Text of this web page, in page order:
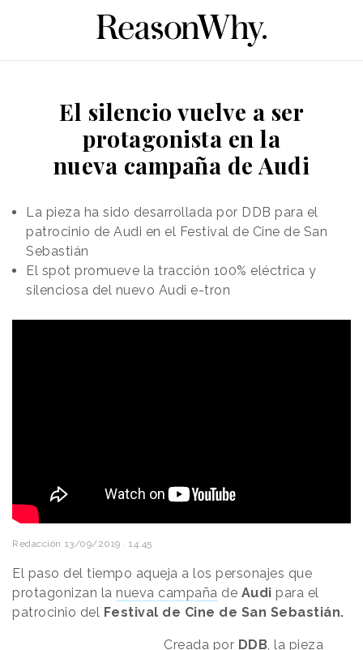
El silencio vuelve a ser
protagonista en la
nueva campaña de Audi
La pieza ha sido desarrollada por DDB para el
patrocinio de Audi en el Festival de Cine de San
Sebastián
El spot promueve la tracción 100% eléctrica y
silenciosa del nuevo Audi e-tron
Redacción 13/09/2019 · 14:45
El paso del tiempo aqueja a los personajes que
protagonizan la nueva campaña de Audi para el
patrocinio del Festival de Cine de San Sebastián.
Creada por DDB, la pieza